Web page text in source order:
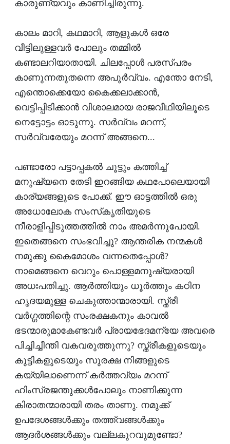
കാരുണ്യവും കാണിച്ചിരുന്നു.
കാലം മാറി, കഥമാറി, ആളുകള്‍ ഒരേ
വീട്ടിലുള്ളവര്‍ പോലും തമ്മില്‍
കണ്ടാലറിയാതായി. ചിലപ്പോള്‍ പരസ്പരം
കാണുന്നതുതന്നെ അപൂര്‍വ്വം. എന്തോ നേടി,
എന്തൊക്കെയോ കൈക്കലാക്കാന്‍,
വെട്ടിപ്പിടിക്കാന്‍ വിശാലമായ രാജവീഥിയിലൂടെ
നെട്ടോട്ടം ഓടുന്നു. സര്‍വ്വം മറന്ന്,
സര്‍വ്വരേയും മറന്ന് അങ്ങനെ...
പണ്ടാരോ പട്ടാപ്പകല്‍ ചൂട്ടും കത്തിച്ച്
മനുഷ്യനെ തേടി ഇറങ്ങിയ കഥപോലെയായി
കാര്യങ്ങളുടെ പോക്ക്. ഈ ഓട്ടത്തില്‍ ഒരു
അധോലോക സംസ്‌കൃതിയുടെ
നീരാളിപ്പിടുത്തത്തില്‍ നാം അമര്‍ന്നുപോയി.
ഇതെങ്ങനെ സംഭവിച്ചു? ആന്തരിക നന്മകള്‍
നമുക്കു കൈമോശം വന്നതെപ്പോള്‍?
നാമെങ്ങനെ വെറും പൊള്ളമനുഷ്യരായി
അധഃപതിച്ചു. ആര്‍ത്തിയും ധൂര്‍ത്തും കഠിന
ഹൃദയമുള്ള ചെകുത്താന്മാരായി. സ്ത്രീ
വര്‍ഗ്ഗത്തിന്റെ സംരക്ഷകനും കാവല്‍
ഭടന്മാരുമാകേണ്ടവര്‍ പ്രായഭേദമന്യേ അവരെ
പിച്ചിച്ചീന്തി വകവരുത്തുന്നു? സ്ത്രീകളുടെയും
കുട്ടികളുടെയും സുരക്ഷ നിങ്ങളുടെ
കയ്യിലാണെന്ന് കര്‍ത്തവ്യം മറന്ന്
ഹിംസ്രജന്തുക്കള്‍പോലും നാണിക്കുന്ന
കിരാതന്മാരായി തരം താണു. നമുക്ക്
ഉപദേശങ്ങള്‍ക്കും തത്ത്വങ്ങള്‍ക്കും
ആദര്‍ശങ്ങള്‍ക്കും വല്ലകുറവുമുണ്ടോ?